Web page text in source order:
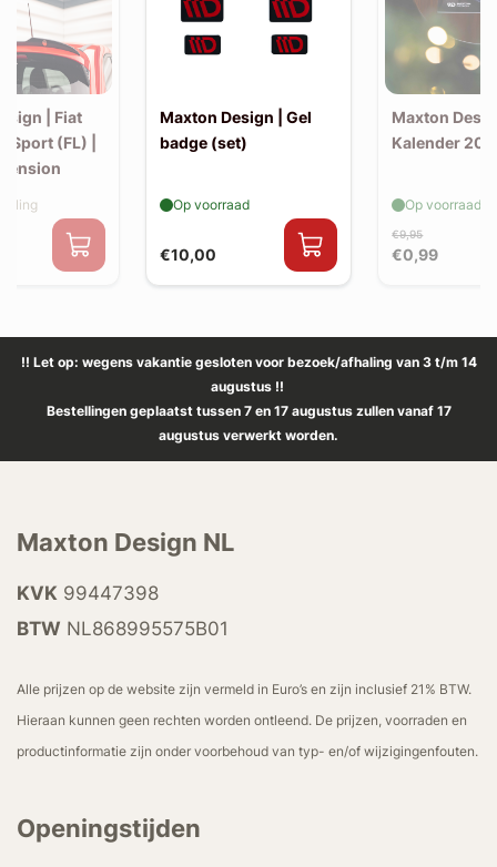
| Fiat
Sport (FL) |
Maxton Design | Gel
badge (set)
€10,00
Op voorraad
Maxton
Kalender
€9,95
€0,99
Op voorraad
!! Let op: wegens vakantie gesloten voor bezoek/afhaling van 3 t/m 14
augustus !!
Bestellingen geplaatst tussen 7 en 17 augustus zullen vanaf 17
augustus verwerkt worden.
Maxton Design NL
KVK 99447398
BTW NL868995575B01
Alle prijzen op de website zijn vermeld in Euro’s en zijn inclusief 21% BTW.
Hieraan kunnen geen rechten worden ontleend. De prijzen, voorraden en
productinformatie zijn onder voorbehoud van typ- en/of wijzigingenfouten.
Openingstijden